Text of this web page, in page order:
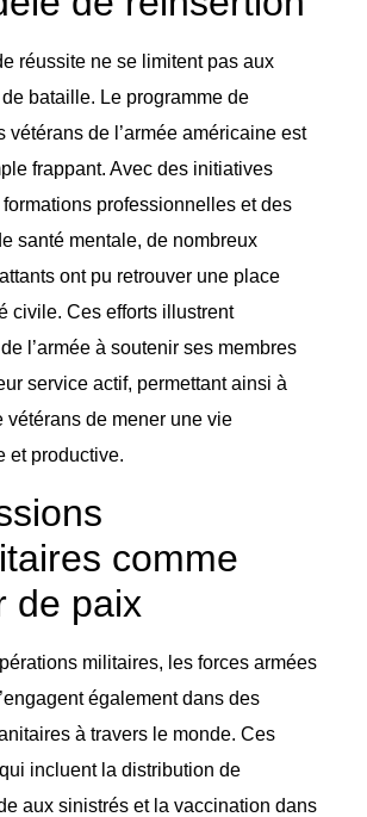
réussite ne se limitent pas aux
bataille. Le programme de
vétérans de l’armée américaine est
frappant. Avec des initiatives
professionnelles et des
santé mentale, de nombreux
ont pu retrouver une place
civile. Ces efforts illustrent
de l’armée à soutenir ses membres
service actif, permettant ainsi à
vétérans de mener une vie
et productive.
comme
de paix
militaires, les forces armées
également dans des
à travers le monde. Ces
incluent la distribution de
aux sinistrés et la vaccination dans